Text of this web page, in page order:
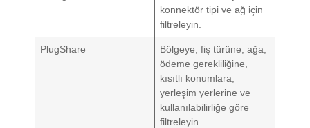
konnektör tipi ve ağ için
filtreleyin.
PlugShare
Bölgeye, fiş türüne, ağa,
ödeme gerekliliğine,
kısıtlı konumlara,
yerleşim yerlerine ve
kullanılabilirliğe göre
filtreleyin.